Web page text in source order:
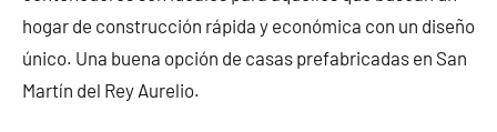
hogar de construcción rápida y económica con un diseño
único. Una buena opción de casas prefabricadas en San
Martín del Rey Aurelio.